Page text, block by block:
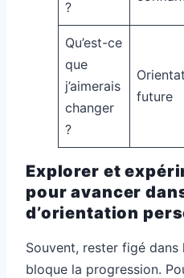
?
Qu’est-ce
que
j’aimerais
changer
?
future
Explorer et
pour avancer
d’orientation
Souvent, rester figé dans
bloque la progression.